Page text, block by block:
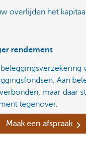
overlijden het
rendement
Aan
maar daar
tegenover.
Maak een afspraak